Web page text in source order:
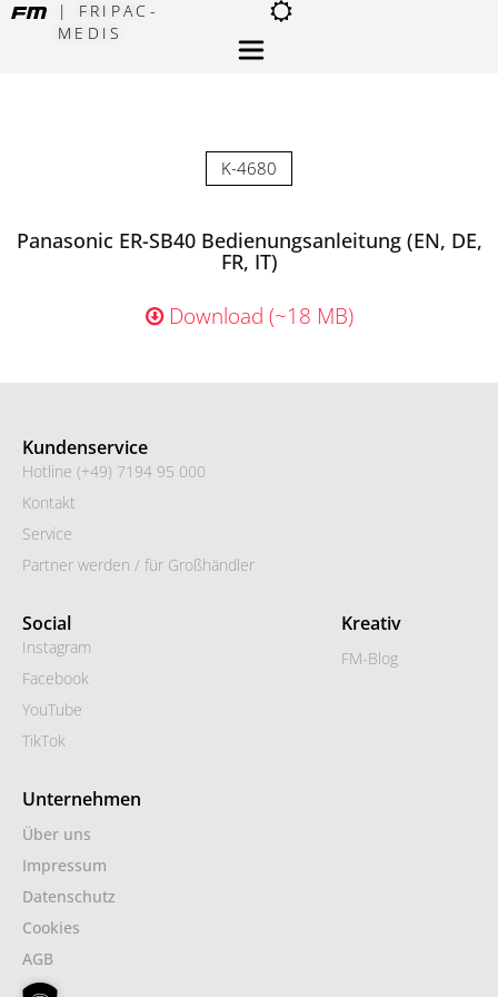
| FRIPAC-
MEDIS
K-4680
Panasonic ER-SB40 Bedienungsanleitung (EN, DE,
FR, IT)
Download (~18 MB)
Kundenservice
Hotline (+49) 7194 95 000
Kontakt
Service
Partner werden / für Großhändler
Social
Instagram
Facebook
YouTube
TikTok
Kreativ
FM-Blog
Unternehmen
Über uns
Impressum
Datenschutz
Cookies
AGB